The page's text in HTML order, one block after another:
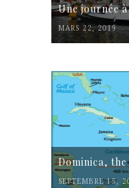
Une journée
MARS 22, 2019
Dominica,
SEPTEMBRE 15,